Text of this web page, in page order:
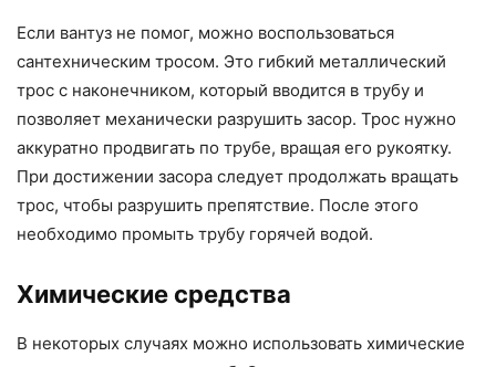
Если вантуз не помог, можно воспользоваться
сантехническим тросом. Это гибкий металлический
трос с наконечником, который вводится в трубу и
позволяет механически разрушить засор. Трос нужно
аккуратно продвигать по трубе, вращая его рукоятку.
При достижении засора следует продолжать вращать
трос, чтобы разрушить препятствие. После этого
необходимо промыть трубу горячей водой.
Химические средства
В некоторых случаях можно использовать химические